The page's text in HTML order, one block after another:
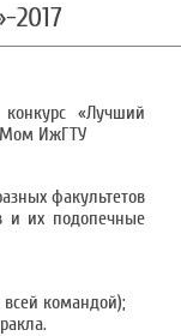
2017
«Лучший
ИжГТУ
факультетов
и их подопечные
командой);